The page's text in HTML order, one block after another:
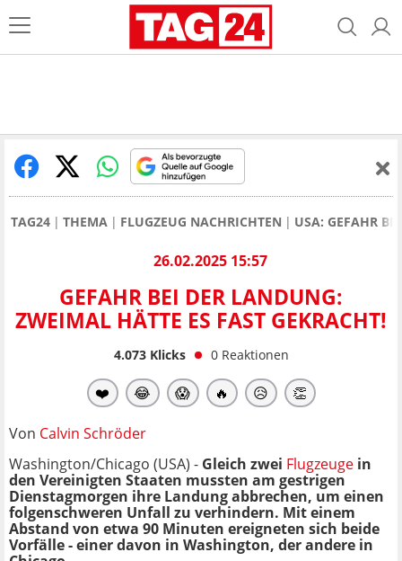
TAG24 THEMA FLUGZEUG NACHRICHTEN USA: GEFAHR
26.02.2025 15:57
GEFAHR BEI DER LANDUNG:
ZWEIMAL HÄTTE ES FAST GEKRACHT!
4.073Klicks 0 Reaktionen
❤️ 😂 😱 🔥 😥 👏
Von Calvin Schröder
Washington/Chicago (USA) - Gleich zwei Flugzeuge in
den Vereinigten Staaten mussten am gestrigen
Dienstagmorgen ihre Landung abbrechen, um einen
folgenschweren Unfall zu verhindern. Mit einem
Abstand von etwa 90 Minuten ereigneten sich beide
Vorfälle - einer davon in Washington, der andere in